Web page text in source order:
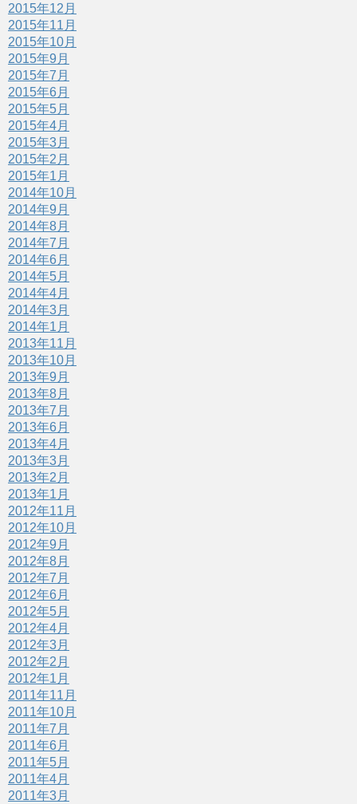
2015年12月
2015年11月
2015年10月
2015年9月
2015年7月
2015年6月
2015年5月
2015年4月
2015年3月
2015年2月
2015年1月
2014年10月
2014年9月
2014年8月
2014年7月
2014年6月
2014年5月
2014年4月
2014年3月
2014年1月
2013年11月
2013年10月
2013年9月
2013年8月
2013年7月
2013年6月
2013年4月
2013年3月
2013年2月
2013年1月
2012年11月
2012年10月
2012年9月
2012年8月
2012年7月
2012年6月
2012年5月
2012年4月
2012年3月
2012年2月
2012年1月
2011年11月
2011年10月
2011年7月
2011年6月
2011年5月
2011年4月
2011年3月